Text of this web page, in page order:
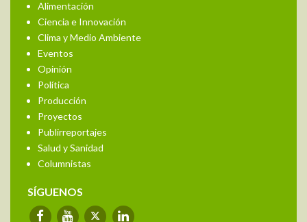
Alimentación
Ciencia e Innovación
Clima y Medio Ambiente
Eventos
Opinión
Política
Producción
Proyectos
Publirreportajes
Salud y Sanidad
Columnistas
SÍGUENOS